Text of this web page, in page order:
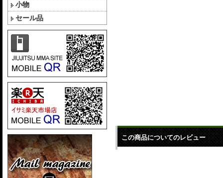
小物
セール品
この商品についてのレビュー